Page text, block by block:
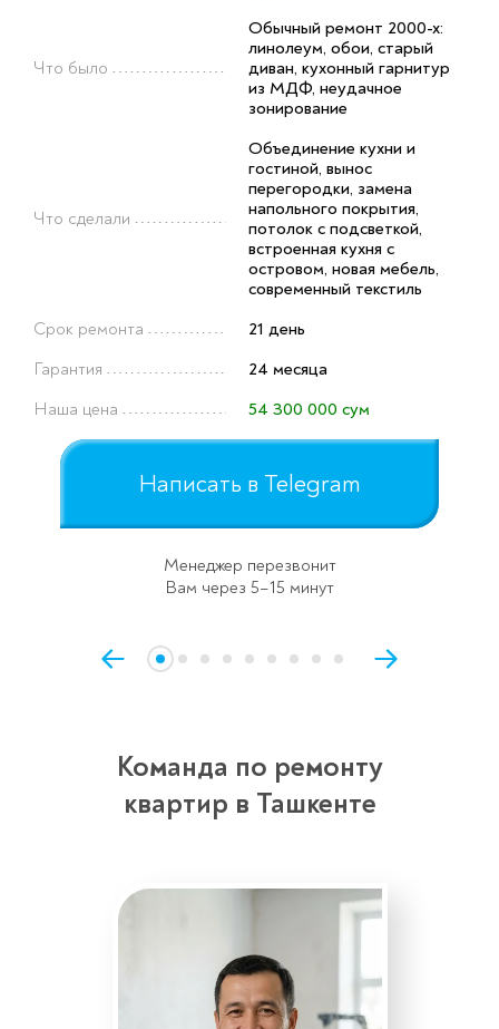
Что было
Обычный ремонт 2000-х:
линолеум, обои, старый
диван, кухонный гарнитур
из МДФ, неудачное
зонирование
Что сделали
Объединение кухни и
гостиной, вынос
перегородки, замена
напольного покрытия,
потолок с подсветкой,
встроенная кухня с
островом, новая мебель,
современный текстиль
Срок ремонта
21 день
Гарантия
24 месяца
Наша цена
54 300 000 сум
Написать в Telegram
Менеджер перезвонит
Вам через 5–15 минут
Команда по ремонту
квартир в Ташкенте